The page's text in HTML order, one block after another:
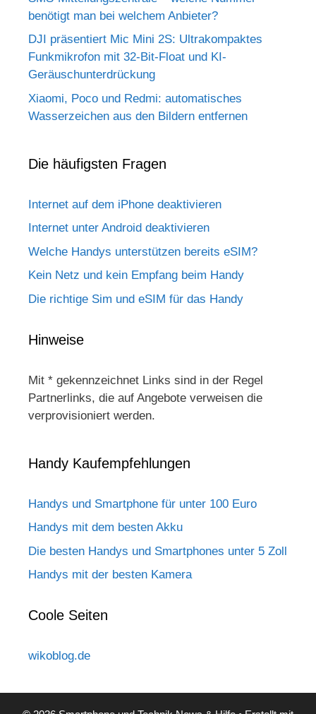
benötigt man bei welchem Anbieter?
DJI präsentiert Mic Mini 2S: Ultrakompaktes
Funkmikrofon mit 32-Bit-Float und KI-
Geräuschunterdrückung
Xiaomi, Poco und Redmi: automatisches
Wasserzeichen aus den Bildern entfernen
Die häufigsten Fragen
Internet auf dem iPhone deaktivieren
Internet unter Android deaktivieren
Welche Handys unterstützen bereits eSIM?
Kein Netz und kein Empfang beim Handy
Die richtige Sim und eSIM für das Handy
Hinweise
Mit * gekennzeichnet Links sind in der Regel
Partnerlinks, die auf Angebote verweisen die
verprovisioniert werden.
Handy Kaufempfehlungen
Handys und Smartphone für unter 100 Euro
Handys mit dem besten Akku
Die besten Handys und Smartphones unter 5 Zoll
Handys mit der besten Kamera
Coole Seiten
wikoblog.de